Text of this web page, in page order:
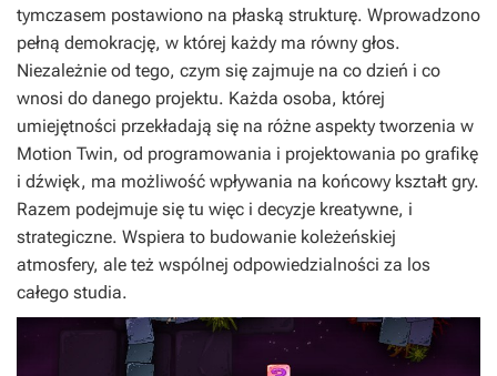
tymczasem postawiono na płaską strukturę. Wprowadzono
pełną demokrację, w której każdy ma równy głos.
Niezależnie od tego, czym się zajmuje na co dzień i co
wnosi do danego projektu. Każda osoba, której
umiejętności przekładają się na różne aspekty tworzenia w
Motion Twin, od programowania i projektowania po grafikę
i dźwięk, ma możliwość wpływania na końcowy kształt gry.
Razem podejmuje się tu więc i decyzje kreatywne, i
strategiczne. Wspiera to budowanie koleżeńskiej
atmosfery, ale też wspólnej odpowiedzialności za los
całego studia.